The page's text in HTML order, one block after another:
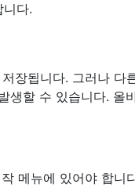
다.
장됩니다. 그러나
생할 수 있습니다. 올
메뉴에 있어야 합니